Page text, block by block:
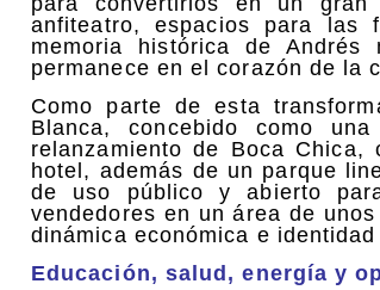
anfiteatro, espacios para las
memoria histórica de Andrés
permanece en el corazón de la
Como parte de esta
Blanca, concebido como
relanzamiento de Boca Chica,
hotel, además de un parque
de uso público y abierto
vendedores en un área de
dinámica económica e
Educación, salud, energía y